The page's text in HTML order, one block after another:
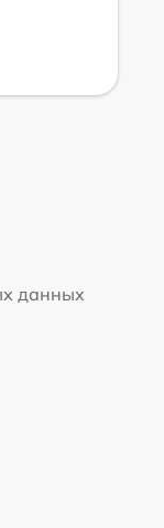
данных